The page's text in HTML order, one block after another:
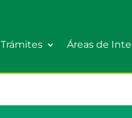
Trámites Áreas de